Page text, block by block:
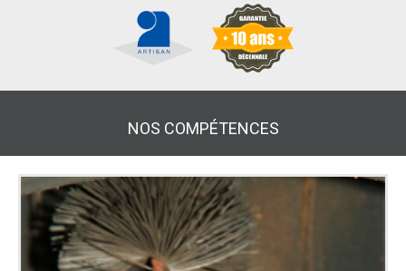
NOS COMPÉTENCES